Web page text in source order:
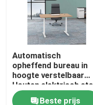
Automatisch
opheffend bureau in
hoogte verstelbaar
Houten elektrisch sta-
liftbureau
Beste prijs